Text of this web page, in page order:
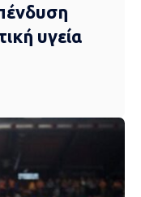
υγεία